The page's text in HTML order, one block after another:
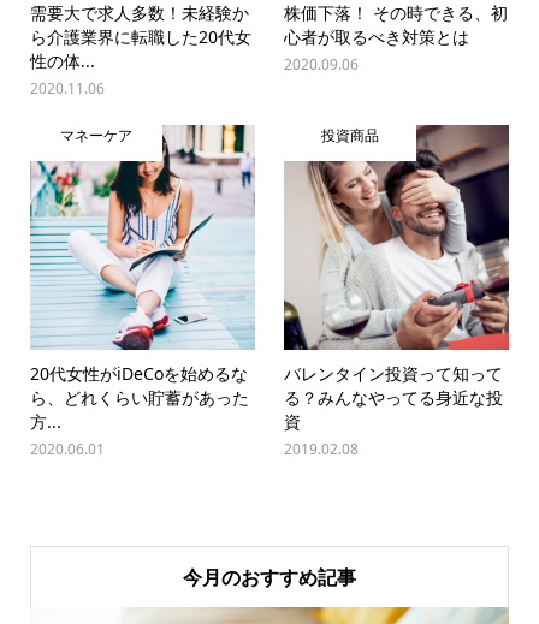
需要大で求人多数！未経験か
ら介護業界に転職した20代女
性の体...
2020.11.06
株価下落！ その時できる、初
心者が取るべき対策とは
2020.09.06
マネーケア
20代女性がiDeCoを始めるな
ら、どれくらい貯蓄があった
方...
2020.06.01
投資商品
バレンタイン投資って知って
る？みんなやってる身近な投
資
2019.02.08
今月のおすすめ記事